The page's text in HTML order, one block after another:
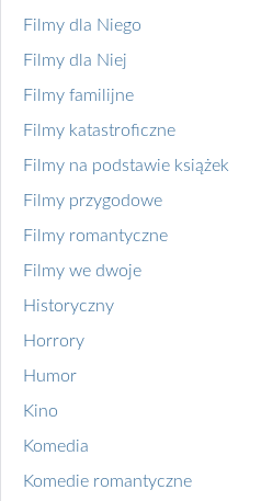
Filmy dla Niego
Filmy dla Niej
Filmy familijne
Filmy katastroficzne
Filmy na podstawie książek
Filmy przygodowe
Filmy romantyczne
Filmy we dwoje
Historyczny
Horrory
Humor
Kino
Komedia
Komedie romantyczne